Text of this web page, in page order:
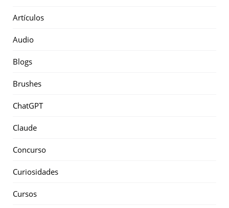
Artículos
Audio
Blogs
Brushes
ChatGPT
Claude
Concurso
Curiosidades
Cursos